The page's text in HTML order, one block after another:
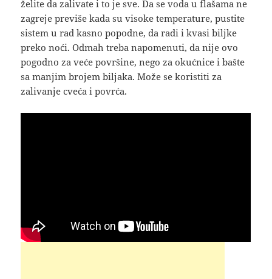
želite da zalivate i to je sve. Da se voda u flašama ne
zagreje previše kada su visoke temperature, pustite
sistem u rad kasno popodne, da radi i kvasi biljke
preko noći. Odmah treba napomenuti, da nije ovo
pogodno za veće površine, nego za okućnice i bašte
sa manjim brojem biljaka. Može se koristiti za
zalivanje cveća i povrća.